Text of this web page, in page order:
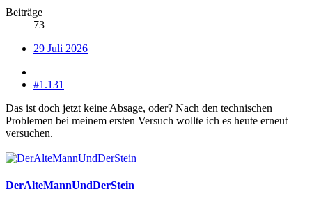
Beiträge
73
29 Juli 2026
#1.131
Das ist doch jetzt keine Absage, oder? Nach den technischen
Problemen bei meinem ersten Versuch wollte ich es heute erneut
versuchen.
DerAlteMannUndDerStein